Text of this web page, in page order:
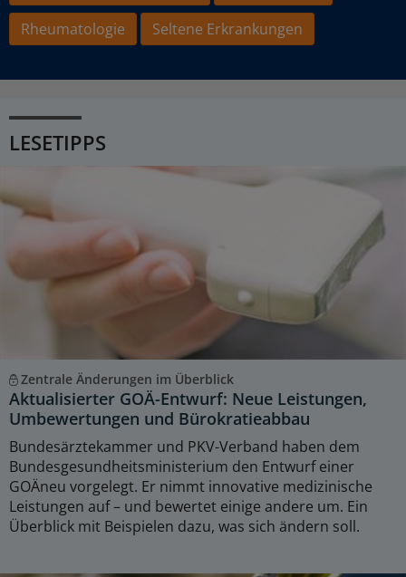
Rheumatologie
Seltene Erkrankungen
LESETIPPS
Zentrale Änderungen im Überblick
Aktualisierter GOÄ-Entwurf: Neue Leistungen,
Umbewertungen und Bürokratieabbau
Bundesärztekammer und PKV-Verband haben dem
Bundesgesundheitsministerium den Entwurf einer
GOÄneu vorgelegt. Er nimmt innovative medizinische
Leistungen auf – und bewertet einige andere um. Ein
Überblick mit Beispielen dazu, was sich ändern soll.